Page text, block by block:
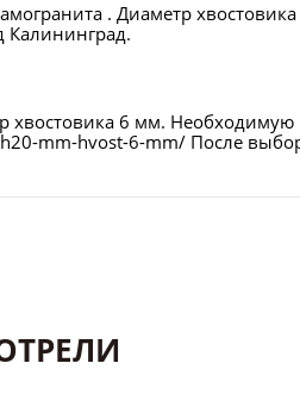
. Диаметр
Калининград.
хвостовика 6 мм.
mm-hvost-6-mm/ После